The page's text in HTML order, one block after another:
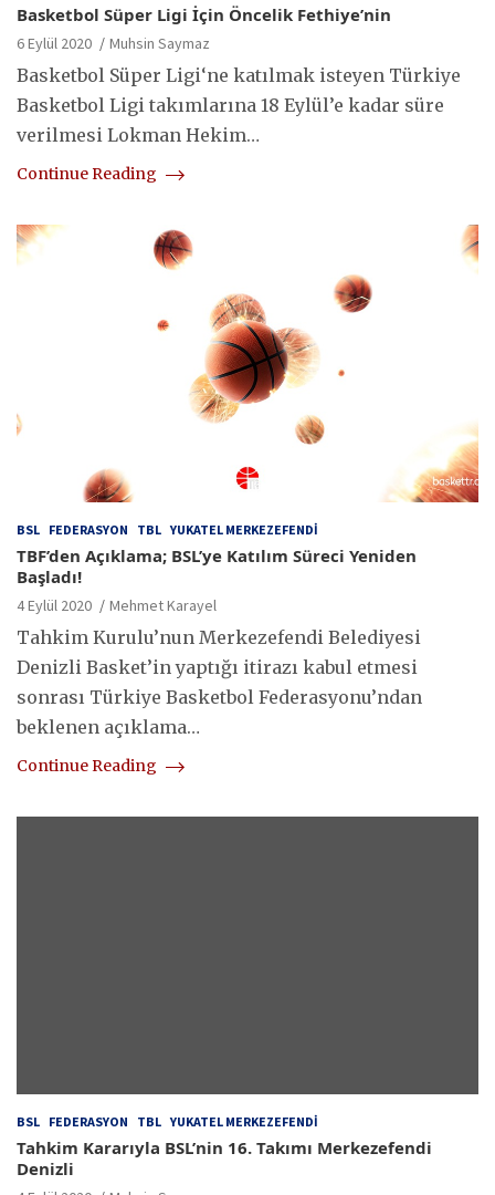
Basketbol Süper Ligi İçin Öncelik Fethiye’nin
6 Eylül 2020 Muhsin Saymaz
Basketbol Süper Ligi‘ne katılmak isteyen Türkiye
Basketbol Ligi takımlarına 18 Eylül’e kadar süre
verilmesi Lokman Hekim…
Continue Reading
BSL FEDERASYON TBL YUKATEL MERKEZEFENDI
TBF’den Açıklama; BSL’ye Katılım Süreci Yeniden
Başladı!
4 Eylül 2020 Mehmet Karayel
Tahkim Kurulu’nun Merkezefendi Belediyesi
Denizli Basket’in yaptığı itirazı kabul etmesi
sonrası Türkiye Basketbol Federasyonu’ndan
beklenen açıklama…
Continue Reading
BSL FEDERASYON TBL YUKATEL MERKEZEFENDI
Tahkim Kararıyla BSL’nin 16. Takımı Merkezefendi
Denizli